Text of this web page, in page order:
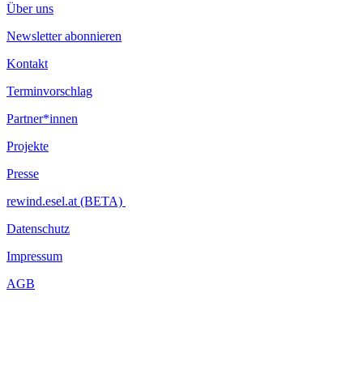
Über uns
Newsletter abonnieren
Kontakt
Terminvorschlag
Partner*innen
Projekte
Presse
rewind.esel.at (BETA)
Datenschutz
Impressum
AGB